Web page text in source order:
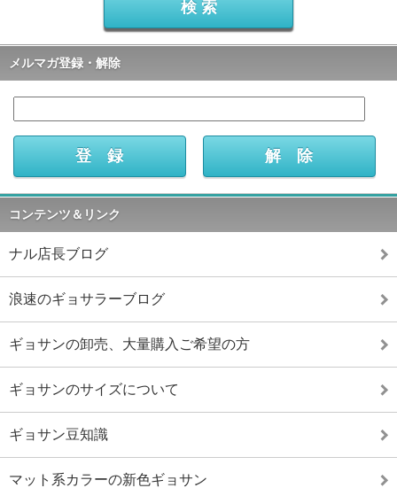
メルマガ登録・解除
コンテンツ＆リンク
ナル店長ブログ
浪速のギョサラーブログ
ギョサンの卸売、大量購入ご希望の方
ギョサンのサイズについて
ギョサン豆知識
マット系カラーの新色ギョサン